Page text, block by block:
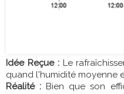
Idée Reçue :Le
quand l'humidité moyenne
Réalité : Bien que son